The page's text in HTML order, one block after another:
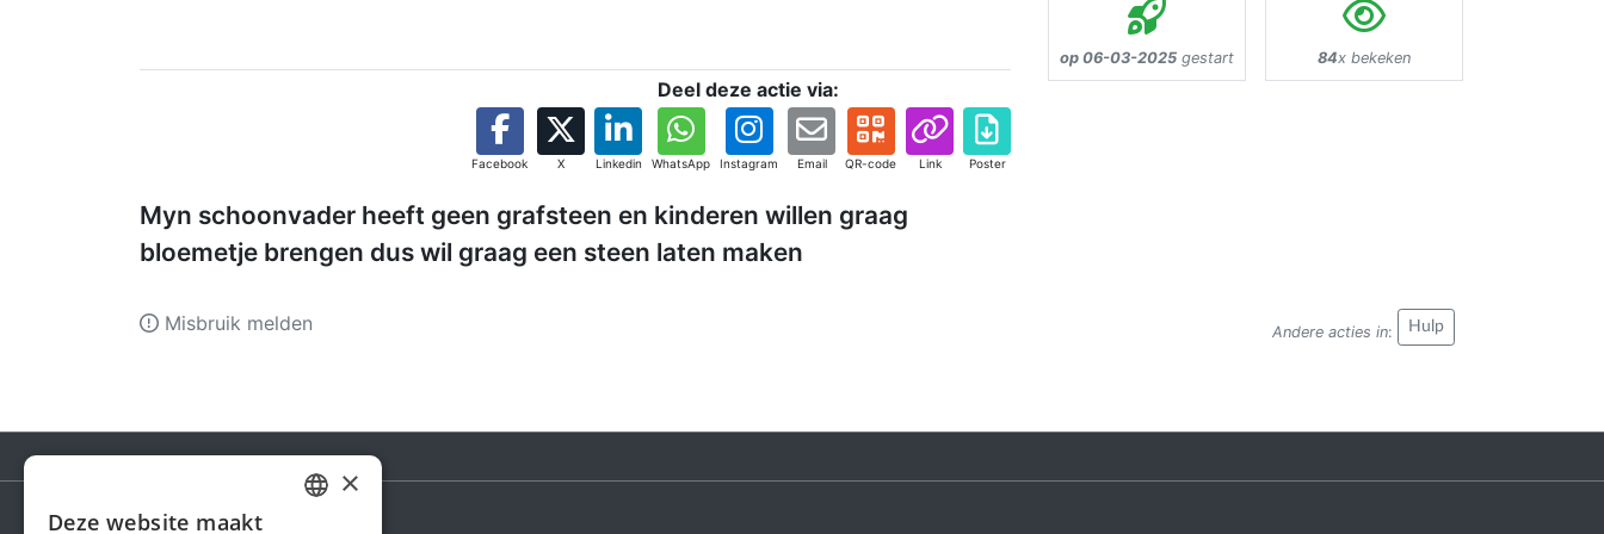
Deel deze actie via:
Facebook X Linkedin WhatsApp Instagram Email QR-code Link Poster
Myn schoonvader heeft geen grafsteen en kinderen willen graag
bloemetje brengen dus wil graag een steen laten maken
op 06-03-2025 gestart 84x bekeken
Andere acties in: Hulp
Misbruik melden
×
Deze website maakt